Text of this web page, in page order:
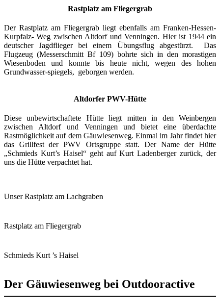
Rastplatz am Fliegergrab
Der Rastplatz am Fliegergrab liegt ebenfalls am Franken-Hessen-
Kurpfalz- Weg zwischen Altdorf und Venningen. Hier ist 1944 ein
deutscher Jagdflieger bei einem Übungsflug abgestürzt. Das
Flugzeug (Messerschmitt Bf 109) bohrte sich in den morastigen
Wiesenboden und konnte bis heute nicht, wegen des hohen
Grundwasser-spiegels, geborgen werden.
Altdorfer PWV-Hütte
Diese unbewirtschaftete Hütte liegt mitten in den Weinbergen
zwischen Altdorf und Venningen und bietet eine überdachte
Rastmöglichkeit auf dem Gäuwiesenweg. Einmal im Jahr findet hier
das Grillfest der PWV Ortsgruppe statt. Der Name der Hütte
„Schmieds Kurt’s Haisel“ geht auf Kurt Ladenberger zurück, der
uns die Hütte verpachtet hat.
Unser Rastplatz am Lachgraben
Rastplatz am Fliegergrab
Schmieds Kurt ’s Haisel
Der Gäuwiesenweg bei Outdooractive